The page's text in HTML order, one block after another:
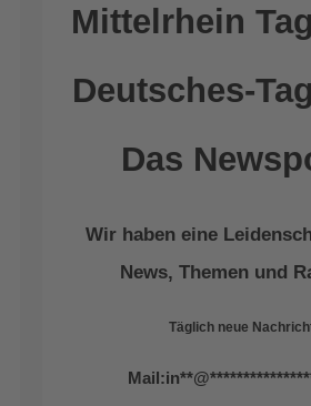
Mittelrhein
Deutsches-
Das
Wir haben eine
News, Themen und
Täglich neue
Mail:in**@